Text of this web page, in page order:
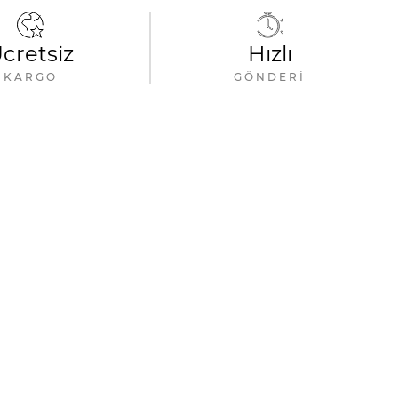
KARGO
Hızlı
GÖNDERI